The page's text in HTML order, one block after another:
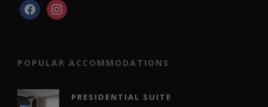
facebookinstagram
POPULAR ACCOMMODATIONS
PRESIDENTIAL SUITE